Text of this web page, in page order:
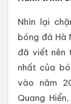
Nhìn lại
bóng đá Hà
đã viết nên
nhất của
vào năm
Quang